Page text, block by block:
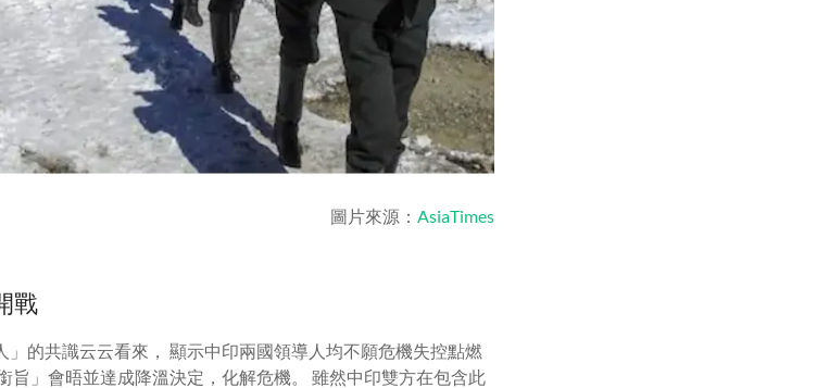
圖片來源： AsiaTimes
戰
的共識云云看來， 顯示中印兩國領導人均不願危機失控點燃
旨」會晤並達成降溫決定，化解危機。 雖然中印雙方在包含此